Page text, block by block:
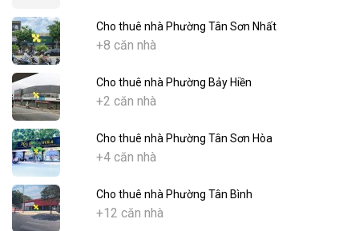
Cho thuê nhà Phường Tân Sơn Nhất
+8 căn nhà
Cho thuê nhà Phường Bảy Hiền
+2 căn nhà
Cho thuê nhà Phường Tân Sơn Hòa
+4 căn nhà
Cho thuê nhà Phường Tân Bình
+12 căn nhà